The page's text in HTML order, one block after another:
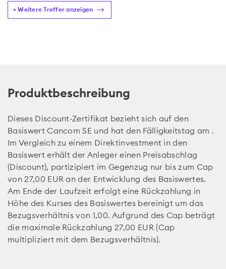
+ Weitere Treffer anzeigen
Produktbeschreibung
Dieses Discount-Zertifikat bezieht sich auf den
Basiswert Cancom SE und hat den Fälligkeitstag am .
Im Vergleich zu einem Direktinvestment in den
Basiswert erhält der Anleger einen Preisabschlag
(Discount), partizipiert im Gegenzug nur bis zum Cap
von 27,00 EUR an der Entwicklung des Basiswertes.
Am Ende der Laufzeit erfolgt eine Rückzahlung in
Höhe des Kurses des Basiswertes bereinigt um das
Bezugsverhältnis von 1,00. Aufgrund des Cap beträgt
die maximale Rückzahlung 27,00 EUR (Cap
multipliziert mit dem Bezugsverhältnis).